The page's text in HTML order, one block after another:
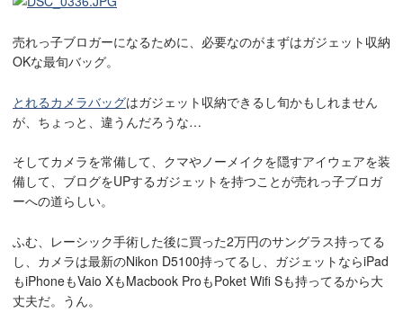
売れっ子ブロガーになるために、必要なのがまずはガジェット収納
OKな最旬バッグ。
とれるカメラバッグはガジェット収納できるし旬かもしれません
が、ちょっと、違うんだろうな…
そしてカメラを常備して、クマやノーメイクを隠すアイウェアを装
備して、ブログをUPするガジェットを持つことが売れっ子ブロガ
ーへの道らしい。
ふむ、レーシック手術した後に買った2万円のサングラス持ってる
し、カメラは最新のNikon D5100持ってるし、ガジェットならiPad
もiPhoneもVaio XもMacbook ProもPoket Wifi Sも持ってるから大
丈夫だ。うん。